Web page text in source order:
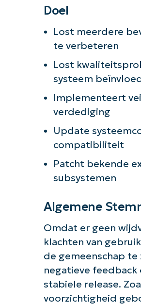
Doel
Lost meerdere
te verbeteren
Lost
systeem
Implementeert
verdediging
Update
compatibiliteit
Patcht bekende
subsystemen
Algemene
Omdat er geen
klachten van
de gemeenschap te
negatieve
stabiele release.
voorzichtigheid